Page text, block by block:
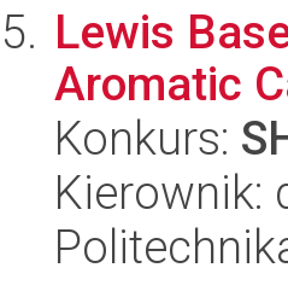
Lewis
Aromatic
Konkurs:
Kierownik: